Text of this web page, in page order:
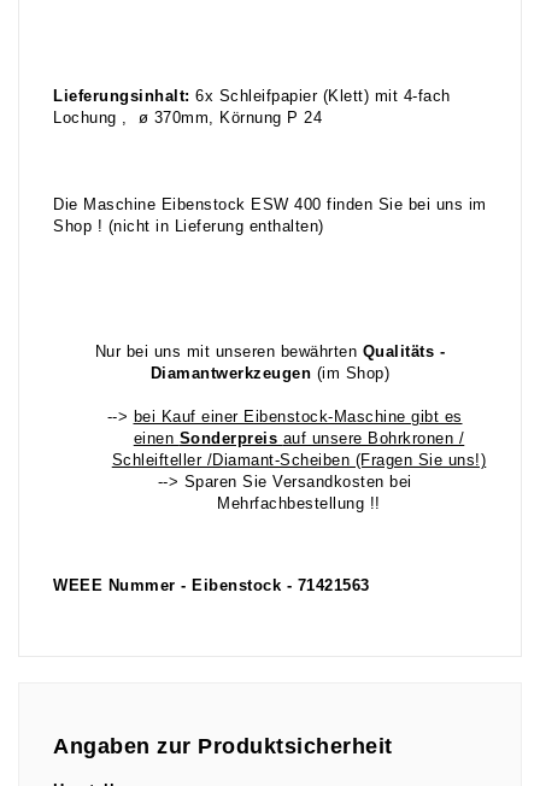
Lieferungsinhalt: 6x Schleifpapier (Klett) mit 4-fach
Lochung , ø 370mm, Körnung P 24
Die Maschine Eibenstock ESW 400 finden Sie bei uns im
Shop ! (nicht in Lieferung enthalten)
Nur bei uns mit unseren bewährten Qualitäts -
Diamantwerkzeugen (im Shop)
--> bei Kauf einer Eibenstock-Maschine gibt es
einen Sonderpreis auf unsere Bohrkronen /
Schleifteller /Diamant-Scheiben (Fragen Sie uns!)
--> Sparen Sie Versandkosten bei
Mehrfachbestellung !!
WEEE Nummer - Eibenstock - 71421563
Angaben zur Produktsicherheit